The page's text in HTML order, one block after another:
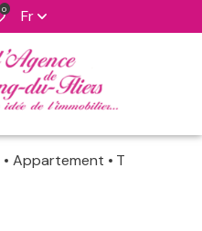
0 Fr
Appartement
T